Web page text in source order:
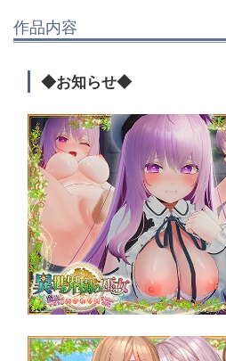
作品内容
◆お知らせ◆